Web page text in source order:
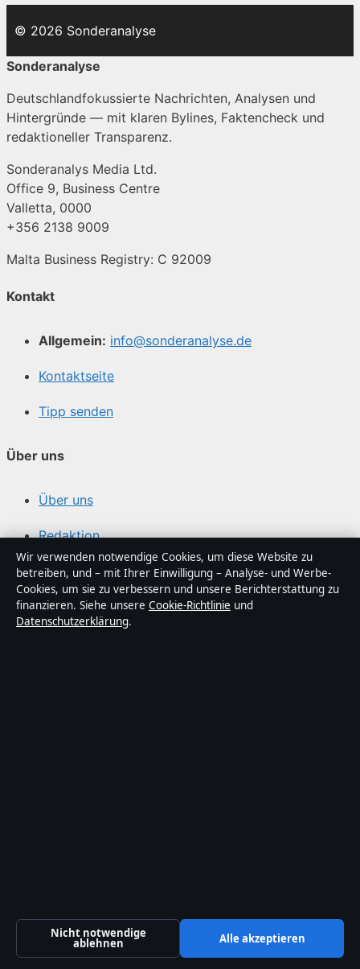
© 2026 Sonderanalyse
Sonderanalyse
Deutschlandfokussierte Nachrichten, Analysen und
Hintergründe — mit klaren Bylines, Faktencheck und
redaktioneller Transparenz.
Sonderanalys Media Ltd.
Office 9, Business Centre
Valletta, 0000
+356 2138 9009
Malta Business Registry: C 92009
Kontakt
Allgemein: info@sonderanalyse.de
Kontaktseite
Tipp senden
Über uns
Über uns
Redaktion
Unsere Geschichte
Quellen & Standards
Technik und Gesellschaft in Deutschland. Jeder Artikel
trägt eine Byline, wird von einem Redakteur geprüft und
vor der Veröffentlichung faktengecheckt.
Wir verwenden notwendige Cookies, um diese Website zu
betreiben, und – mit Ihrer Einwilligung – Analyse- und Werbe-
Cookies, um sie zu verbessern und unsere Berichterstattung zu
finanzieren. Siehe unsere Cookie-Richtlinie und
Datenschutzerklärung.
Nicht notwendige
ablehnen Alle akzeptieren